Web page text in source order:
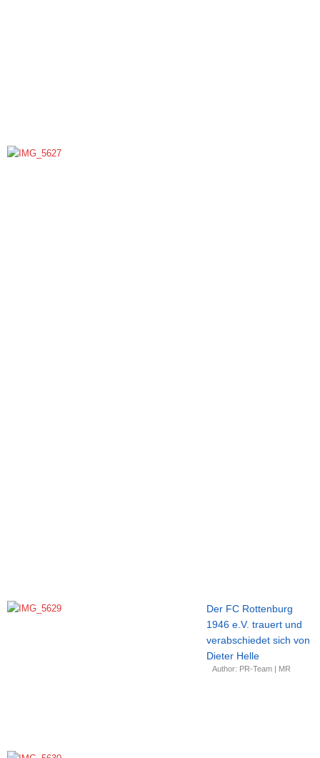
Der FC Rottenburg
1946 e.V. trauert und
verabschiedet sich von
Dieter Helle
Author: PR-Team | MR